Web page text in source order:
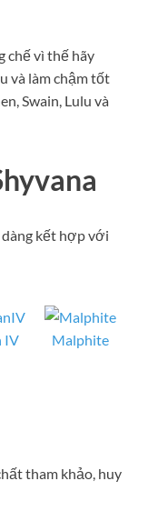
chế vì thế hãy
và làm chậm tốt
Swain, Lulu và
yvana
kết hợp với
IV Malphite
tham khảo, huy